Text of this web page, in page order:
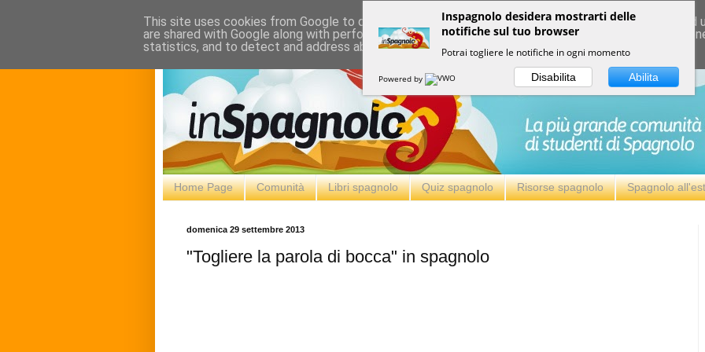
Home Page Comunità Libri spagnolo Quiz spagnolo Risorse spagnolo Spagnolo
domenica 29 settembre 2013
"Togliere la parola di bocca" in spagnolo
This site uses cookies from Google to deliver its services and to analyze traffic. Your IP address and
are shared with Google along with performance and security metrics to ensure quality of service,
statistics, and to detect and address abuse.
Inspagnolo desidera mostrarti delle
notifiche sul tuo browser
Potrai togliere le notifiche in ogni momento
Powered by Disabilita Abilita